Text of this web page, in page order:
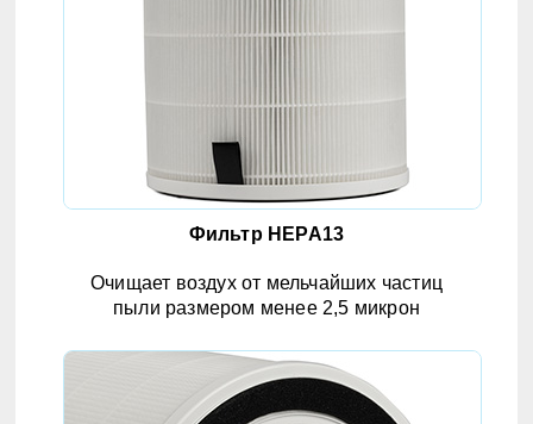
Фильтр HEPA13
Очищает воздух от мельчайших частиц
пыли размером менее 2,5 микрон